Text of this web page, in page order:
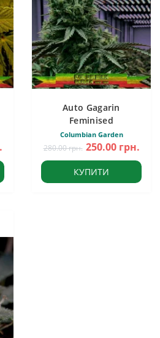
Auto Gagarin
Feminised
Columbian Garden
280.00 грн. 250.00 грн.
КУПИТИ